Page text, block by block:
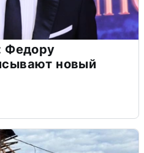
Федору
новый